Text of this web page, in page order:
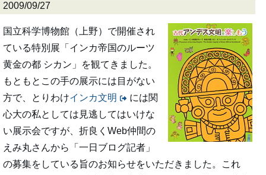
2009/09/27
国立科学博物館（上野）で開催され
ている特別展「インカ帝国のルーツ
黄金の都 シカン」を観てきました。
もともとこの手の展示には目がない
方で、とりわけインカ文明
には関
心大の私としては見逃してはいけな
い展示会ですが、折良くWeb仲間の
えみ丸さんから「一日ブログ記者」
の募集をしている旨のお知らせをいただきました。これ